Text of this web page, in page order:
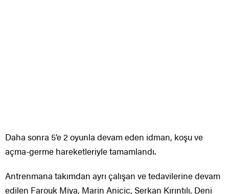
Daha sonra 5’e 2 oyunla devam eden idman, koşu ve
açma-germe hareketleriyle tamamlandı.
Antrenmana takımdan ayrı çalışan ve tedavilerine devam
edilen Farouk Miya, Marin Anicic, Serkan Kırıntılı, Deni